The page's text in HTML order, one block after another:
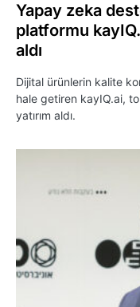
Yapay zeka
platformu
aldı
Dijital ürünlerin kalite
hale getiren kayIQ.ai,
yatırım aldı.